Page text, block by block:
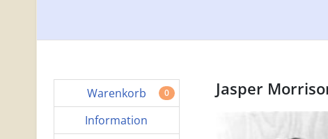
Warenkorb 0
Information
Jasper